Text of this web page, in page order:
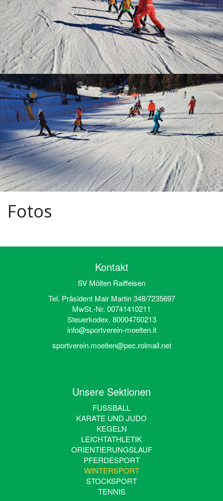
Fotos
Kontakt
SV Mölten Raiffeisen
Tel. Präsident Mair Martin 348/7235697
MwSt.-Nr. 00741410211
Steuerkodex. 80004760213
info@sportverein-moelten.it
sportverein.moelten@pec.rolmail.net
Unsere Sektionen
FUSSBALL
KARATE UND JUDO
KEGELN
LEICHTATHLETIK
ORIENTIERUNGSLAUF
PFERDESPORT
WINTERSPORT
STOCKSPORT
TENNIS